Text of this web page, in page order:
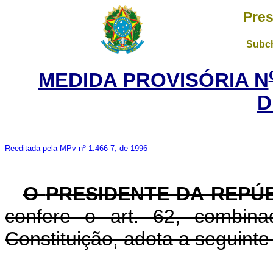
MEDIDA PROVISÓRIA N
Reeditada pela MPv nº 1.466-7, de 1996
O PRESIDENTE DA
confere o art. 62,
Constituição, adota a